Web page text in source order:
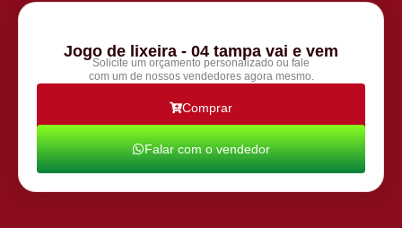
Jogo de lixeira - 04 tampa vai e vem
Solicite um orçamento personalizado ou fale
com um de nossos vendedores agora mesmo.
Comprar
Falar com o vendedor